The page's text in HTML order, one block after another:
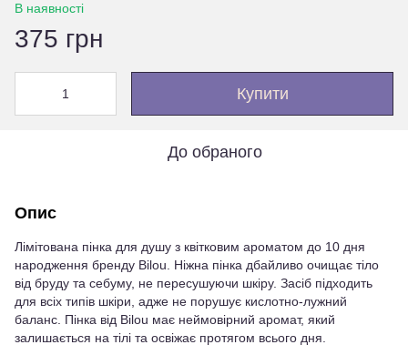
В наявності
375 грн
Купити
До обраного
Опис
Лімітована пінка для душу з квітковим ароматом до 10 дня
народження бренду Bilou. Ніжна пінка дбайливо очищає тіло
від бруду та себуму, не пересушуючи шкіру. Засіб підходить
для всіх типів шкіри, адже не порушує кислотно-лужний
баланс. Пінка від Bilou має неймовірний аромат, який
залишається на тілі та освіжає протягом всього дня.